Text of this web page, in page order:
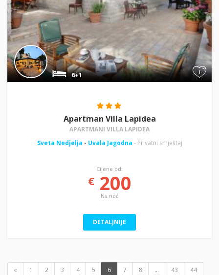
+
6+1
Apartman Villa Lapidea
APARTMANI VILLA LAPIDEA
Sveta Nedjelja - Uvala Jagodna - Privatni smještaj
Cijene od:
€200
Na noć
DETALJNIJE
« 1 2 3 4 5 6 7 8 ... 43
44